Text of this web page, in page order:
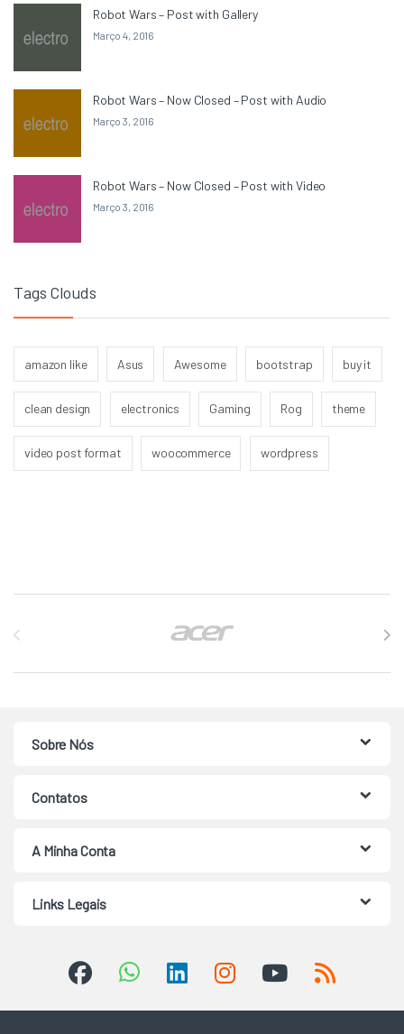
Robot Wars – Post with Gallery
Março 4, 2016
Robot Wars – Now Closed – Post with Audio
Março 3, 2016
Robot Wars – Now Closed – Post with Video
Março 3, 2016
Tags Clouds
amazon like Asus Awesome bootstrap buy it
clean design electronics Gaming Rog theme
video post format woocommerce wordpress
Sobre Nós
Contatos
A Minha Conta
Links Legais